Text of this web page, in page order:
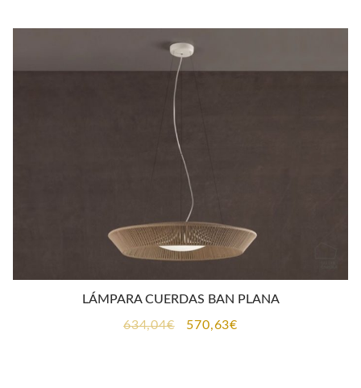
LÁMPARA CUERDAS BAN PLANA
634,04€
El570,63€El